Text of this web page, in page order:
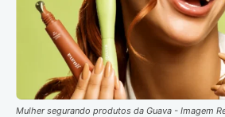
Mulher segurando produtos da Guava - Imagem